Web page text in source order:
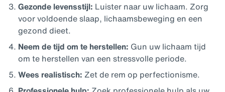
Gezonde levensstijl: Luister naar uw lichaam. Zorg
voor voldoende slaap, lichaamsbeweging en een
gezond dieet.
Neem de tijd om te herstellen: Gun uw lichaam tijd
om te herstellen van een stressvolle periode.
Wees realistisch: Zet de rem op perfectionisme.